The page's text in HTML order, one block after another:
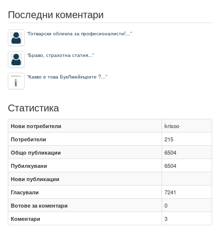
Последни коментари
“Готварски облекла за професионалисти!...”
“Браво, страхотна статия...”
“Какво е това БукЛмейкърите ?...”
Статистика
Нови потребители
krisoo
Потребители
215
Общо публикации
6504
Пубилкувани
6504
Нови публикации
Гласували
7241
Вотове за коментари
0
Коментари
3